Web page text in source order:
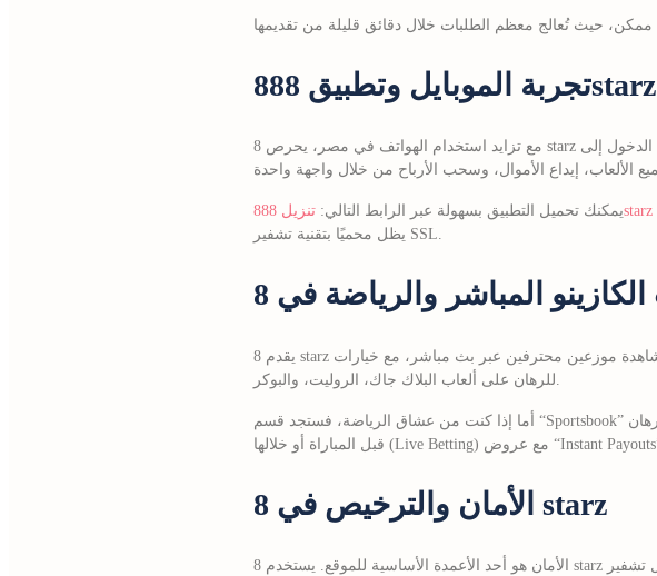
مع تزايد استخدام الهواتف في مصر، يحرص 8 starz على توفير تطبيق مخصص لنظام أندرويد يضمن تجربة سريعة ومستقرة. التطبيق يتيح لك الدخول إلى
يمكنك تحميل التطبيق بسهولة عبر الرابط التالي:
يظل محميًا بتقنية تشفير SSL.
يقدم 8 starz مجموعة واسعة من الألعاب التي تناسب جميع الأذواق. في قسم الكازينو المباشر يمكنك مشاهدة موزعين محترفين عبر بث مباشر، مع خيارات
أما إذا كنت من عشاق الرياضة، فستجد قسم “Sportsbook” يغطي أهم الدوريات العالمية والمحلية، بما في ذلك الدوري المصري الممتاز. يمكنك وضع رهان
الأمان والترخيص في 8 starz
الأمان هو أحد الأعمدة الأساسية للموقع. يستخدم 8 starz بروتوكول تشفير SSL 256‑bit لضمان أن جميع البيانات الشخصية والمالية تُنقل بأمان. بالإضافة إلى